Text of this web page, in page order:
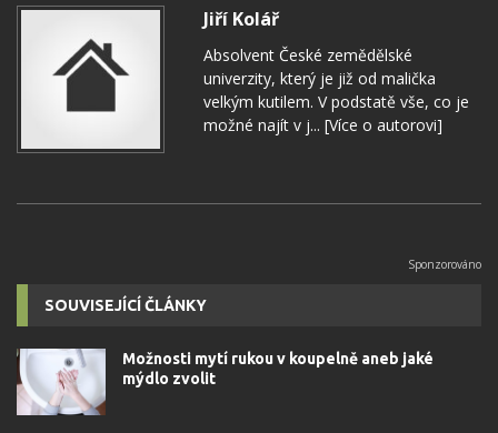
Jiří Kolář
Absolvent České zemědělské
univerzity, který je již od malička
velkým kutilem. V podstatě vše, co je
možné najít v j... [Více o autorovi]
SOUVISEJÍCÍ ČLÁNKY
Možnosti mytí rukou v koupelně aneb jaké
mýdlo zvolit